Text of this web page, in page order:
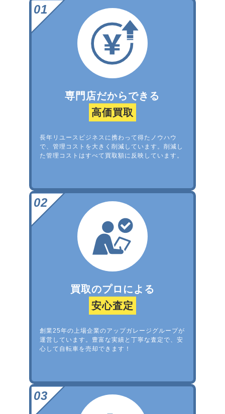
専門店だからできる
高価買取
長年リユースビジネスに携わって得たノウハウ
で、管理コストを大きく削減しています。削減し
た管理コストはすべて買取額に反映しています。
買取のプロによる
安心査定
創業25年の上場企業のアップガレージグループが
運営しています。豊富な実績と丁寧な査定で、安
心して自転車を売却できます！